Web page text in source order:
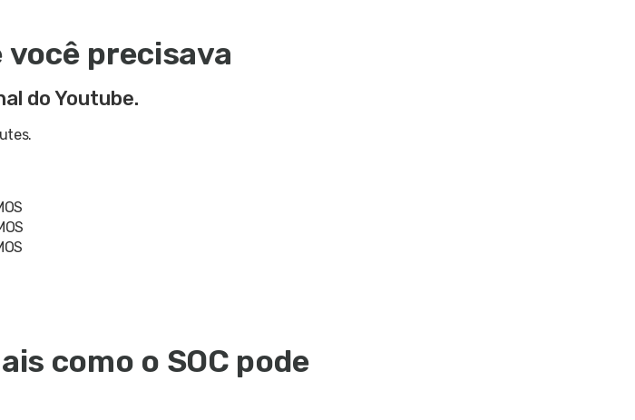
você precisava
do Youtube.
como o SOC pode